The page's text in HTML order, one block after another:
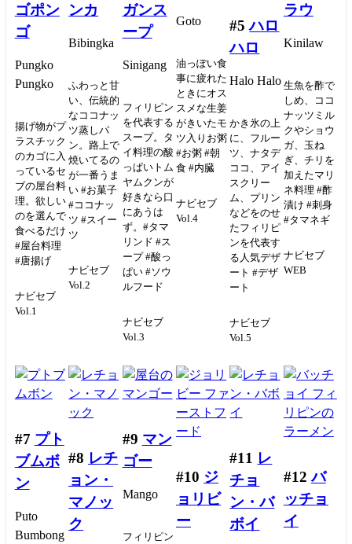
ゴポン
ゴ
Pungko
Pungko
揚げ物がプ
ラスチック
のカゴに入
っているセ
ブの屋台料
理。欲しい
のを選んで
食べるだけ
#屋台料理
#唐揚げ
ナビセブ
Vol.1
ンカ
Bibingka
ふわっと甘
い、伝統的
なココナッ
ツ蒸しパ
ン。路上で
焼いてるの
が一番うま
い #お菓子
#ココナッ
ツ #スイー
ツ
ナビセブ
Vol.2
ガンス
ープ
Sinigang
フィリピン
を代表する
スープ。タ
イ料理の酸
っぱいトム
ヤムクンが
好きなら口
にあうは
ず。#タマ
リンド #ス
ープ #酸っ
ぱい #ソウ
ルフード
ナビセブ
Vol.3
Goto
油っぽい食
事に疲れた
ときにオス
スメな生姜
がきいたモ
ツ入りお粥
#お粥 #朝
食 #内臓
ナビセブ
Vol.4
#5ハロ
ハロ
Halo Halo
かき氷の上
に、フルー
ツ、ナタデ
ココ、アイ
スクリー
ム、プリン
などをのせ
たフィリピ
ンを代表す
る人気デザ
ート #デザ
ート
ナビセブ
Vol.5
ラウ
Kinilaw
生魚を酢で
しめ、ココ
ナッツミル
クやショウ
ガ、玉ね
ぎ、チリを
加えたマリ
ネ料理 #酢
漬け #刺身
#タマネギ
ナビセブ
WEB
#7 プト
ブムボ
ン
Puto
Bumbong
#8 レチ
ョン・
マノッ
ク
#9 マン
ゴー
Mango
フィリピン
#10 ジ
ョリビ
ー
#11 レ
チョ
ン・バ
ボイ
#12バ
ッチョ
イ